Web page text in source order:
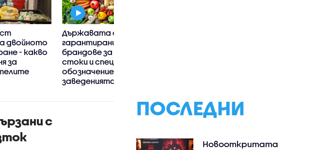
двойното
- какво
за
Държавата обмисля
гарантирани
брандове за родни
стоки и специално
обозначение за
заведенията
с
ПОСЛЕДНИ
Новооткритата